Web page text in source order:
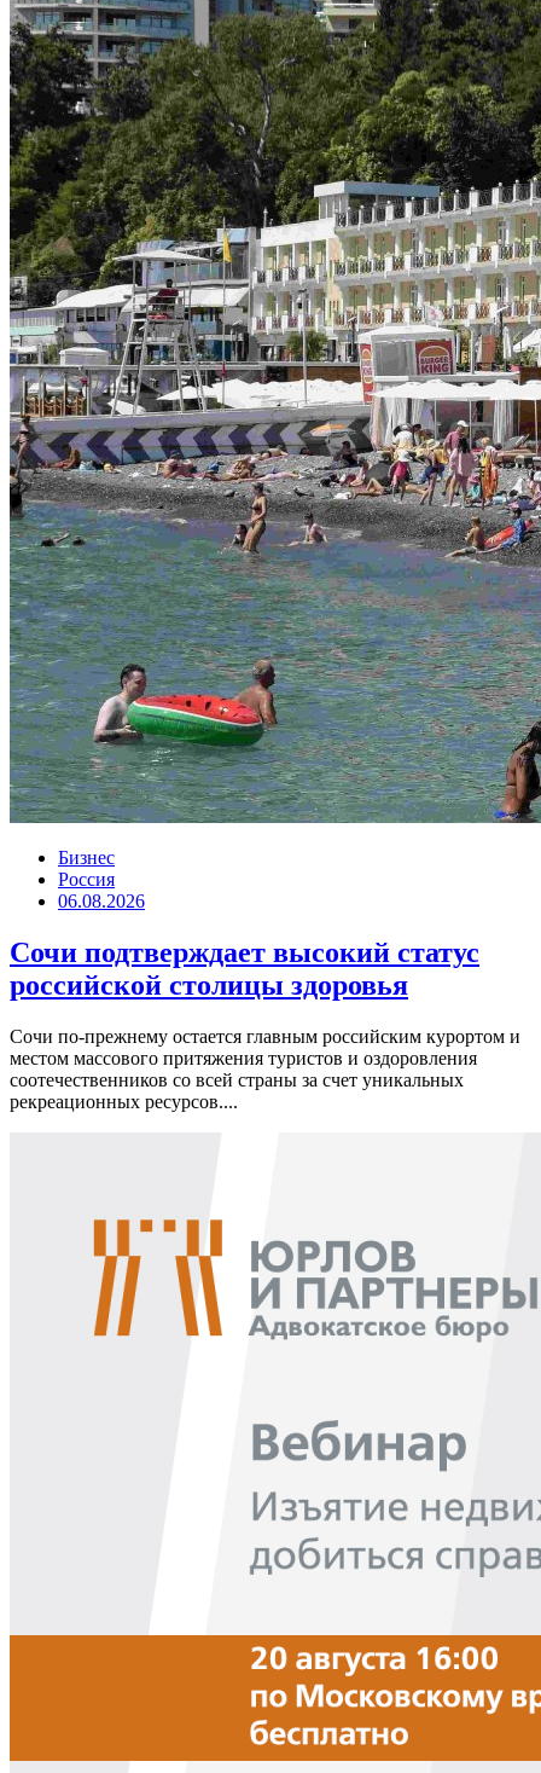
Бизнес
Россия
06.08.2026
Сочи подтверждает высокий статус
российской столицы здоровья
Сочи по-прежнему остается главным российским курортом и
местом массового притяжения туристов и оздоровления
соотечественников со всей страны за счет уникальных
рекреационных ресурсов....